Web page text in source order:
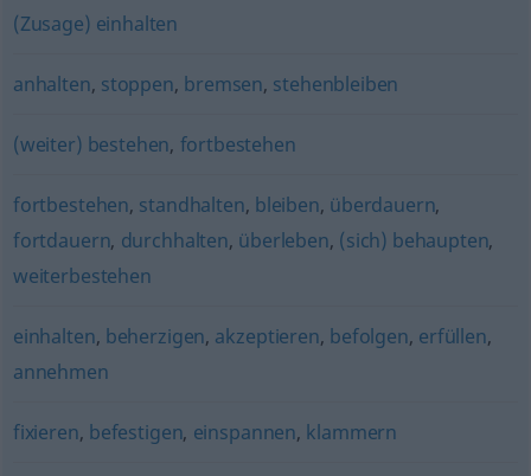
(Zusage) einhalten
anhalten, stoppen, bremsen, stehenbleiben
(weiter) bestehen, fortbestehen
fortbestehen, standhalten, bleiben, überdauern,
fortdauern, durchhalten, überleben, (sich) behaupten,
weiterbestehen
einhalten, beherzigen, akzeptieren, befolgen, erfüllen,
annehmen
fixieren, befestigen, einspannen, klammern